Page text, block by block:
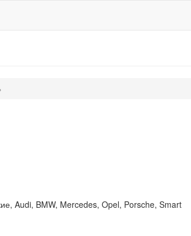
Audi, BMW, Mercedes, Opel, Porsche, Smart